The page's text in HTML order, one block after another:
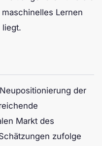
Lernen
liegt.
der
Markt des
zufolge